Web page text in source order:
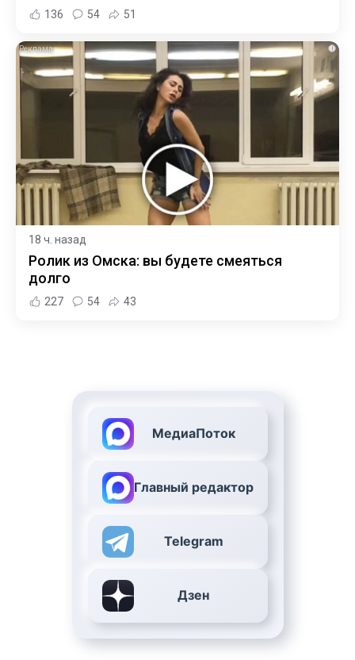
136 54 51
i
18 ч. назад
Ролик из Омска: вы будете смеяться
долго
227 54 43
МедиаПоток
Главный редактор
Telegram
Дзен